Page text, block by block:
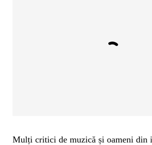
Mulți critici de muzică și oameni din